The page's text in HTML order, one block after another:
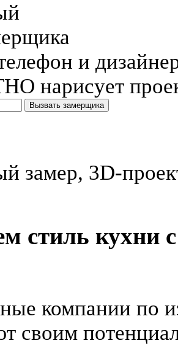
и
нарисует
Вызвать замерщика
замер, 3D-
стиль кухни
компании по
своим